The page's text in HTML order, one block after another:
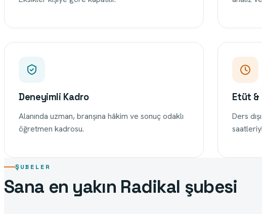
Deneyimli Kadro
Alanında uzman, branşına hâkim ve sonuç odaklı
öğretmen kadrosu.
Etüt &
Ders
ŞUBELER
Sana en yakın Radikal şubesi